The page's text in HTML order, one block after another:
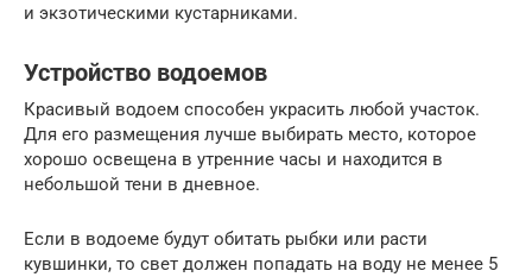
и экзотическими кустарниками.
Устройство водоемов
Красивый водоем способен украсить любой участок.
Для его размещения лучше выбирать место, которое
хорошо освещена в утренние часы и находится в
небольшой тени в дневное.
Если в водоеме будут обитать рыбки или расти
кувшинки, то свет должен попадать на воду не менее 5